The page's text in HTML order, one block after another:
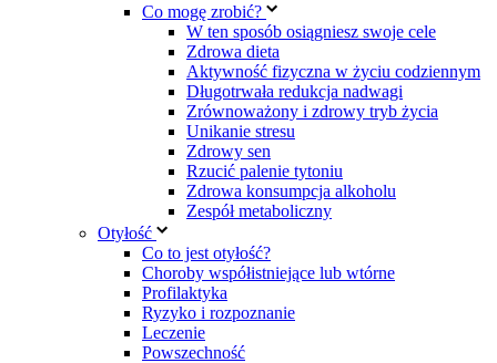
Co mogę zrobić?
W ten sposób osiągniesz swoje cele
Zdrowa dieta
Aktywność fizyczna w życiu codziennym
Długotrwała redukcja nadwagi
Zrównoważony i zdrowy tryb życia
Unikanie stresu
Zdrowy sen
Rzucić palenie tytoniu
Zdrowa konsumpcja alkoholu
Zespół metaboliczny
Otyłość
Co to jest otyłość?
Choroby współistniejące lub wtórne
Profilaktyka
Ryzyko i rozpoznanie
Leczenie
Powszechność